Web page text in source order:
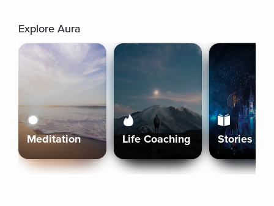
Explore Aura
Meditation Life Coaching Stories